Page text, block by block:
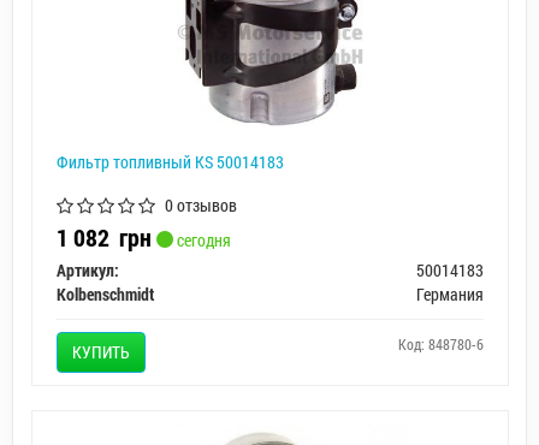
Фильтр топливный KS 50014183
0 отзывов
1 082 грн
сегодня
Артикул:
50014183
Kolbenschmidt
Германия
КУПИТЬ Код: 848780-6